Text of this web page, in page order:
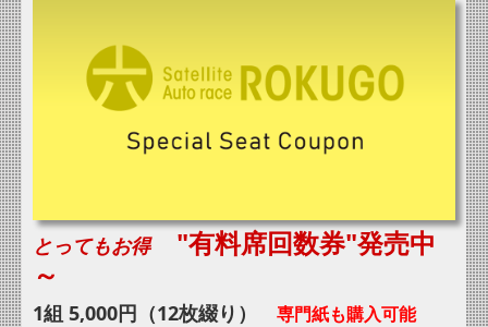
とってもお得"有料席回数券"発売中
～
1組 5,000円（12枚綴り） 専門紙も購入可能